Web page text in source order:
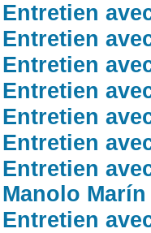
Entretien
Entretien
Entretien
Entretien
Entretien
Entretien
Entretien
Manolo Marín
Entretien